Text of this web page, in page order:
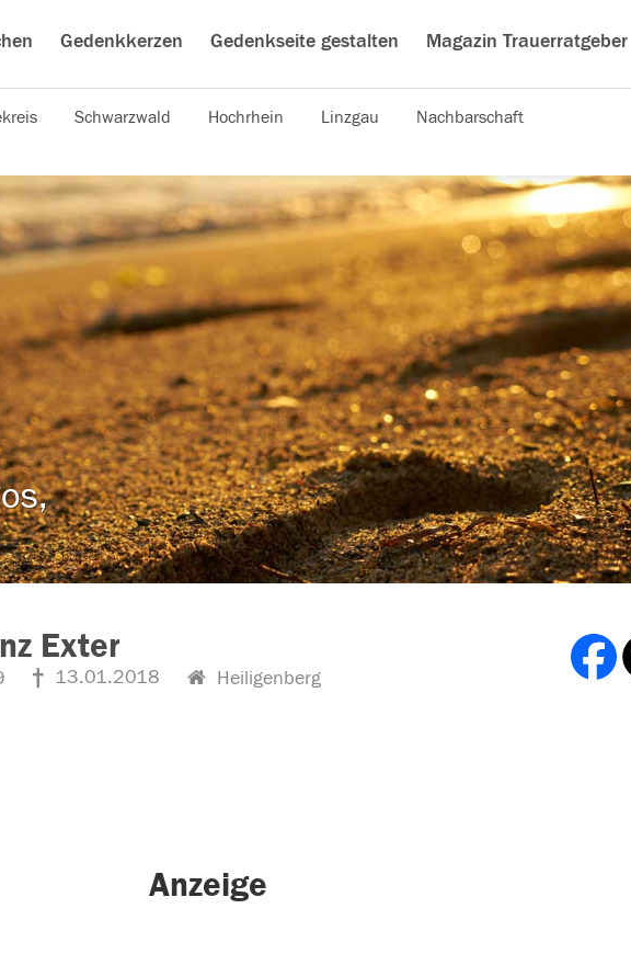
Gedenkkerzen Gedenkseite gestalten Magazin Trauerratgeber
Schwarzwald Hochrhein Linzgau Nachbarschaft
Exter
13.01.2018 Heiligenberg
Anzeige